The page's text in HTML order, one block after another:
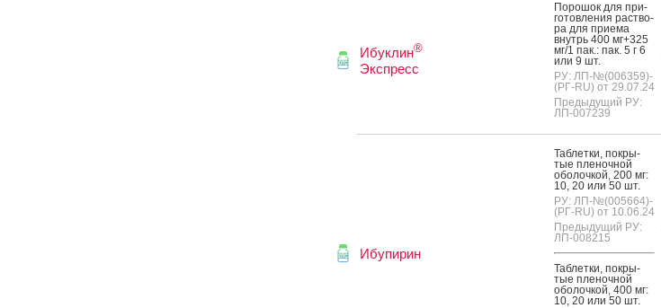
Ибуклин®
Экспресс
По­рошок для при­
готов­ле­ния рас­тво­
ра для при­ема
внутрь 400 мг+325
мг/1 пак.: пак. 5 г 6
или 9 шт.
РУ: ЛП-№(006359)-
(РГ-RU) от 29.07.24
Предыдущий РУ:
ЛП-007239
Ибупирин
Таб­летки, пок­ры­
тые пле­ноч­ной
обо­лоч­кой, 200 мг:
10, 20 или 50 шт.
РУ: ЛП-№(005664)-
(РГ-RU) от 10.06.24
Предыдущий РУ:
ЛП-008215
Таб­летки, пок­ры­
тые пле­ноч­ной
обо­лоч­кой, 400 мг:
10, 20 или 50 шт.